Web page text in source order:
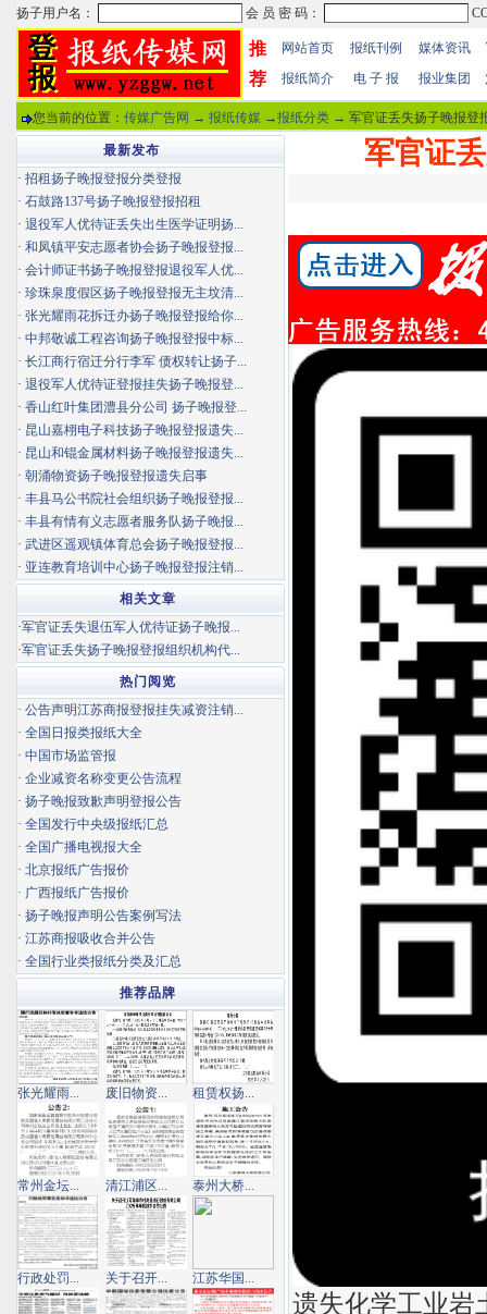
推
荐
网站首页 报纸刊例 媒体资讯
报纸简介 电 子 报 报业集团
您当前的位置： 传媒广告网 → 报纸传媒 →报纸分类 → 军官证丢失扬子晚报登
军官证
遗失化学工业岩
最新发布
· 招租扬子晚报登报分类登报
· 石鼓路137号扬子晚报登报招租
· 退役军人优待证丢失出生医学证明扬...
· 和凤镇平安志愿者协会扬子晚报登报...
· 会计师证书扬子晚报登报退役军人优...
· 珍珠泉度假区扬子晚报登报无主坟清...
· 张光耀雨花拆迁办扬子晚报登报给你...
· 中邦敬诚工程咨询扬子晚报登报中标...
· 长江商行宿迁分行李军 债权转让扬子...
· 退役军人优待证登报挂失扬子晚报登...
· 香山红叶集团澧县分公司 扬子晚报登...
· 昆山嘉栩电子科技扬子晚报登报遗失...
· 昆山和锟金属材料扬子晚报登报遗失...
· 朝涌物资扬子晚报登报遗失启事
· 丰县马公书院社会组织扬子晚报登报...
· 丰县有情有义志愿者服务队扬子晚报...
· 武进区遥观镇体育总会扬子晚报登报...
· 亚连教育培训中心扬子晚报登报注销...
相关文章
·军官证丢失退伍军人优待证扬子晚报...
·军官证丢失扬子晚报登报组织机构代...
热门阅览
· 公告声明江苏商报登报挂失减资注销...
· 全国日报类报纸大全
· 中国市场监管报
· 企业减资名称变更公告流程
· 扬子晚报致歉声明登报公告
· 全国发行中央级报纸汇总
· 全国广播电视报大全
· 北京报纸广告报价
· 广西报纸广告报价
· 扬子晚报声明公告案例写法
· 江苏商报吸收合并公告
· 全国行业类报纸分类及汇总
推荐品牌
张光耀雨... 废旧物资... 租赁权扬...
常州金坛... 清江浦区... 泰州大桥...
行政处罚... 关于召开... 江苏华国...